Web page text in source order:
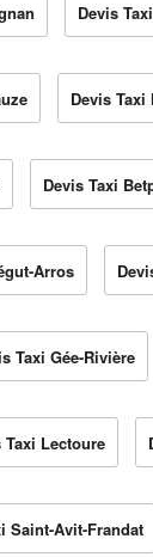
Devis
Devis Taxi
Devis Taxi
Arros
Taxi Gée-Rivière
Taxi Lectoure
Saint-Avit-Frandat